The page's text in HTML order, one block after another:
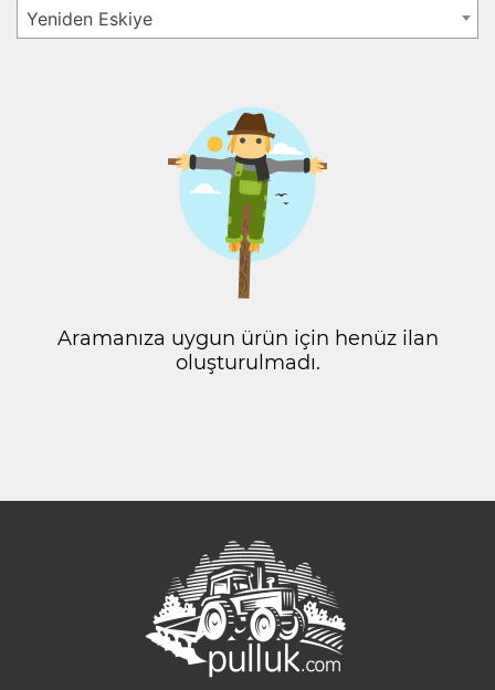
Yeniden Eskiye
Aramanıza uygun ürün için henüz ilan
oluşturulmadı.